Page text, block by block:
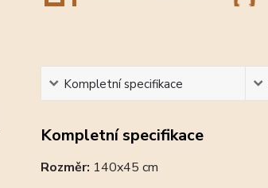
Kompletní specifikace
Kompletní specifikace
Rozměr: 140x45 cm